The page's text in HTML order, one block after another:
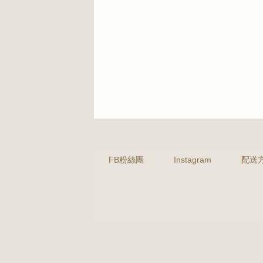
FB粉絲團 Instagram 配送